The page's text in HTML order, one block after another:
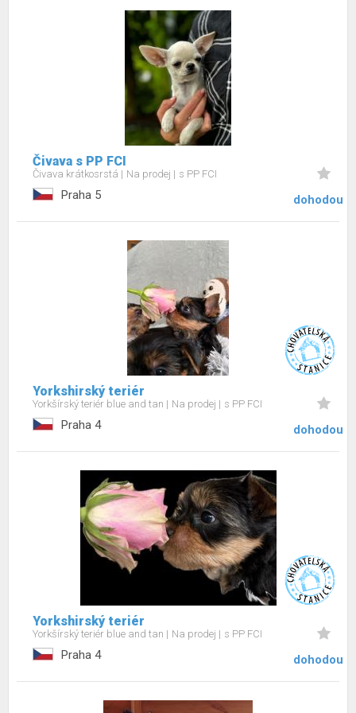
Čivava s PP FCI
Čivava krátkosrstá Na prodej s PP FCI
Praha 5 dohodou
Yorkshirský teriér
Yorkšírský teriér blue and tan Na prodej s PP FCI
Praha 4 dohodou
Yorkshirský teriér
Yorkšírský teriér blue and tan Na prodej s PP FCI
Praha 4 dohodou